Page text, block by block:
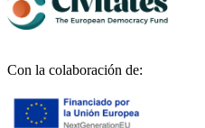
Con la colaboración de: